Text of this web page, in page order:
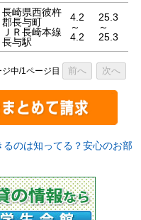
長崎県西彼杵
郡長与町
ＪＲ長崎本線
長与駅
4.2
～
4.2
25.3
～
25.3
中/1ページ目 前へ 次へ
のは知ってる？安心のお部